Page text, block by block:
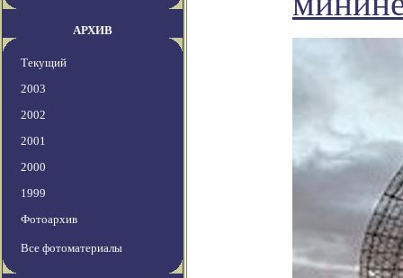
АРХИВ
Текущий
2003
2002
2001
2000
1999
Фотоархив
Все фотоматериалы